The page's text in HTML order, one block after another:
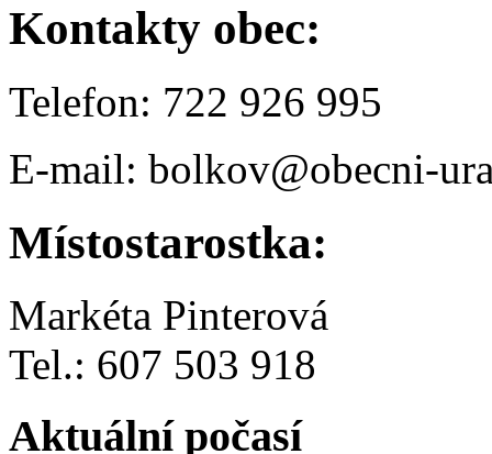
Kontakty obec:
Telefon: 722 926 995
E-mail: bolkov@obecni-
Místostarostka:
Markéta Pinterová
Tel.: 607 503 918
Aktuální počasí